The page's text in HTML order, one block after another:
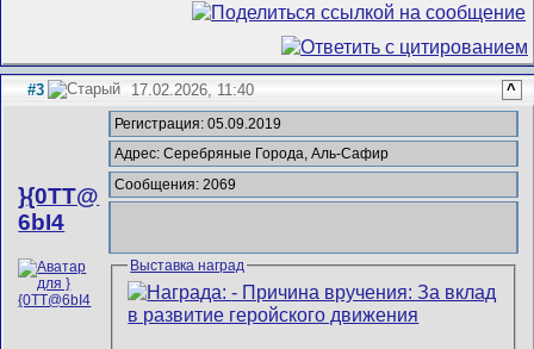
#3 17.02.2026, 11:40 ^
}{0TT@
6bI4
Регистрация: 05.09.2019
Адрес: Серебряные Города, Аль-Сафир
Сообщения: 2069
Выставка наград